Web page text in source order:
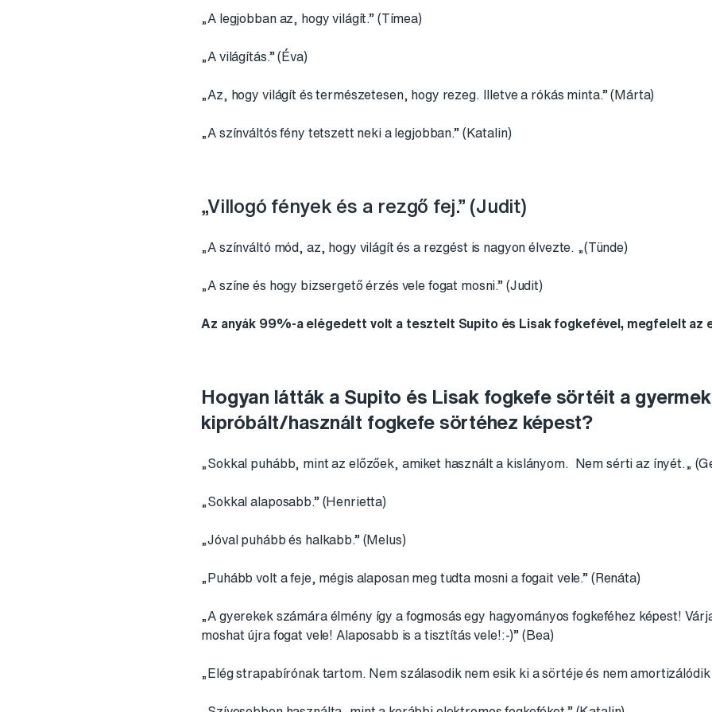
„A legjobban az, hogy világít.” (Tímea)
„A világítás.” (Éva)
„Az, hogy világít és természetesen, hogy rezeg. Illetve a rókás minta.” (Márta)
„A színváltós fény tetszett neki a legjobban.” (Katalin)
„Villogó fények és a rezgő fej.” (Judit)
„A színváltó mód, az, hogy világít és a rezgést is nagyon élvezte. „(Tünde)
„A színe és hogy bizsergető érzés vele fogat mosni.” (Judit)
Az anyák 99%-a elégedett volt a tesztelt Supito és Lisak fogkefével, megfelelt az
Hogyan látták a Supito és Lisak fogkefe sörtéit a
kipróbált/használt fogkefe sörtéhez képest?
„Sokkal puhább, mint az előzőek, amiket használt a kislányom. Nem sérti az ínyét.„
„Sokkal alaposabb.” (Henrietta)
„Jóval puhább és halkabb.” (Melus)
„Puhább volt a feje, mégis alaposan meg tudta mosni a fogait vele.” (Renáta)
„A gyerekek számára élmény így a fogmosás egy hagyományos fogkeféhez képest!
moshat újra fogat vele! Alaposabb is a tisztítás vele!:-)” (Bea)
„Elég strapabírónak tartom. Nem szálasodik nem esik ki a sörtéje és nem amortizálódik